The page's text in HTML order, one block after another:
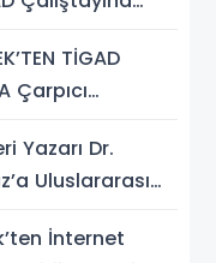
Düzenlemesi
TİGAD
Çarpıcı
Uyanacağız"
Yazarı Dr.
Uluslararası
Ödülü
İnternet